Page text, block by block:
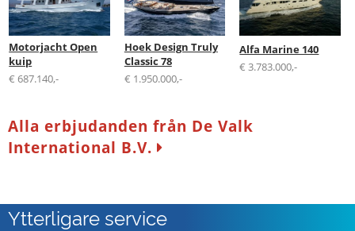
Motorjacht Open
kuip
€ 687.140,-
Hoek Design Truly
Classic 78
€ 1.950.000,-
Alfa Marine 140
€ 3.783.000,-
Alla erbjudanden från De Valk
International B.V.
Ytterligare service